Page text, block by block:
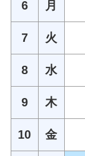
6 月
7 火
8 水
9 木
10 金